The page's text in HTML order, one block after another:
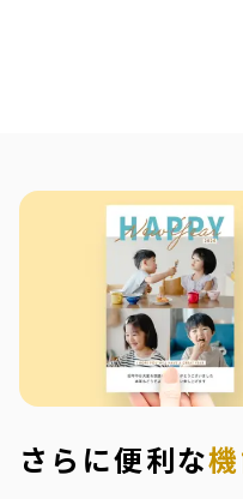
さらに便利な